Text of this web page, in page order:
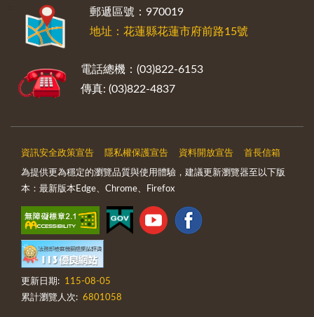
郵遞區號：970019
地址：花蓮縣花蓮市府前路15號
電話總機：(03)822-6153
傳真: (03)822-4837
資訊安全政策宣告 隱私權保護宣告 資料開放宣告 首長信箱
為提供更為穩定的瀏覽品質與使用體驗，建議更新瀏覽器至以下版
本：最新版本Edge、Chrome、Firefox
更新日期:
115-08-05
累計瀏覽人次: 6801058